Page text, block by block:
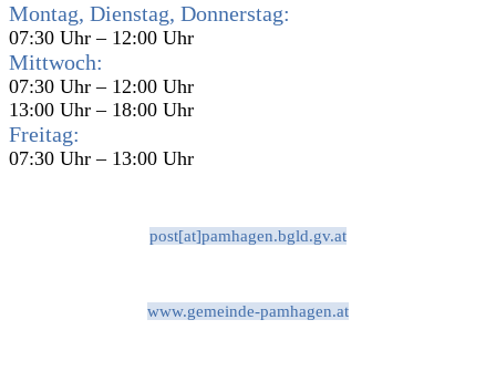
Montag, Dienstag, Donnerstag:
07:30 Uhr – 12:00 Uhr
Mittwoch:
07:30 Uhr – 12:00 Uhr
13:00 Uhr – 18:00 Uhr
Freitag:
07:30 Uhr – 13:00 Uhr
post[at]pamhagen.bgld.gv.at
www.gemeinde-pamhagen.at